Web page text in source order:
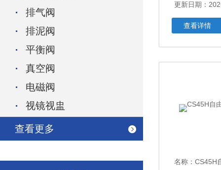
排气阀
排泥阀
平衡阀
真空阀
电磁阀
视镜视盅
查看更多
更新日期：
查看详情
名称： CS45H